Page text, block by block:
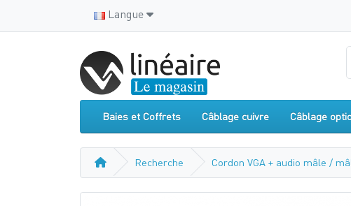
Langue
Baies et Coffrets Câblage cuivre Câblage
Recherche Cordon VGA + audio mâle /